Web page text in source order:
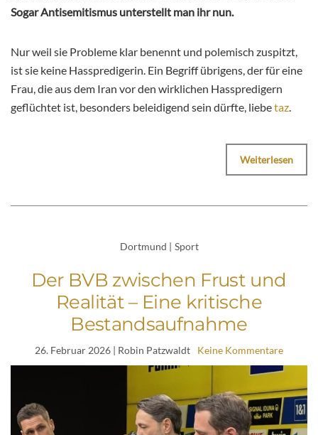
Sogar Antisemitismus unterstellt man ihr nun.
Nur weil sie Probleme klar benennt und polemisch zuspitzt,
ist sie keine Hasspredigerin. Ein Begriff übrigens, der für eine
Frau, die aus dem Iran vor den wirklichen Hasspredigern
geflüchtet ist, besonders beleidigend sein dürfte, liebetaz.
Weiterlesen
Dortmund | Sport
Der BVB zwischen Frust und
Realität – Eine kritische
Bestandsaufnahme
26. Februar 2026 | Robin Patzwaldt Keine Kommentare